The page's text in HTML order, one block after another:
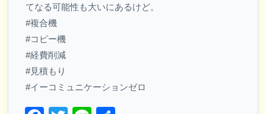
てなる可能性も大いにあるけど。
#複合機
#コピー機
#経費削減
#見積もり
#イーコミュニケーションゼロ